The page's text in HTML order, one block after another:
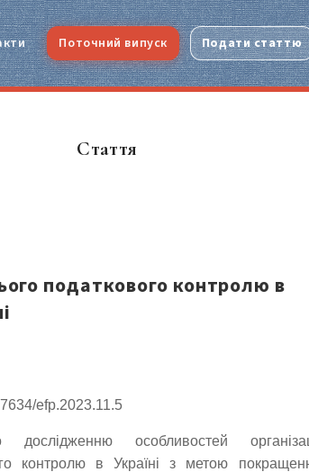
Поточний випуск Подати статтю
Стаття
податкового контролю в
efp.2023.11.5
особливостей
контролю в Україні з метою